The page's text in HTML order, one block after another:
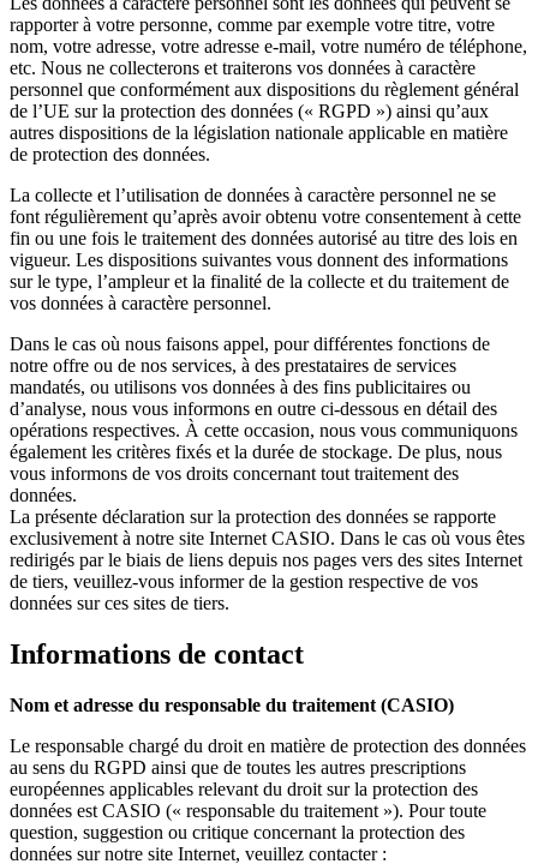
rapporter à votre personne, comme par exemple votre titre, votre
nom, votre adresse, votre adresse e-mail, votre numéro de téléphone,
etc. Nous ne collecterons et traiterons vos données à caractère
personnel que conformément aux dispositions du règlement général
de l’UE sur la protection des données (« RGPD ») ainsi qu’aux
autres dispositions de la législation nationale applicable en matière
de protection des données.
La collecte et l’utilisation de données à caractère personnel ne se
font régulièrement qu’après avoir obtenu votre consentement à cette
fin ou une fois le traitement des données autorisé au titre des lois en
vigueur. Les dispositions suivantes vous donnent des informations
sur le type, l’ampleur et la finalité de la collecte et du traitement de
vos données à caractère personnel.
Dans le cas où nous faisons appel, pour différentes fonctions de
notre offre ou de nos services, à des prestataires de services
mandatés, ou utilisons vos données à des fins publicitaires ou
d’analyse, nous vous informons en outre ci-dessous en détail des
opérations respectives. À cette occasion, nous vous communiquons
également les critères fixés et la durée de stockage. De plus, nous
vous informons de vos droits concernant tout traitement des
données.
La présente déclaration sur la protection des données se rapporte
exclusivement à notre site Internet CASIO. Dans le cas où vous êtes
redirigés par le biais de liens depuis nos pages vers des sites Internet
de tiers, veuillez-vous informer de la gestion respective de vos
données sur ces sites de tiers.
Informations de contact
Nom et adresse du responsable du traitement (CASIO)
Le responsable chargé du droit en matière de protection des données
au sens du RGPD ainsi que de toutes les autres prescriptions
européennes applicables relevant du droit sur la protection des
données est CASIO (« responsable du traitement »). Pour toute
question, suggestion ou critique concernant la protection des
données sur notre site Internet, veuillez contacter :